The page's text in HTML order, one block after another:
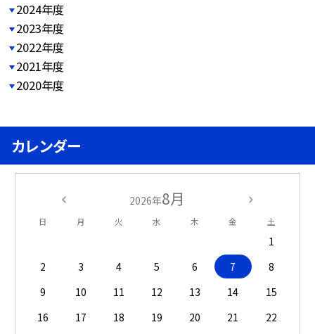
2024年度
2023年度
2022年度
2021年度
2020年度
カレンダー
2026年8月
日 月 火 水 木 金 土
1
2
3 4 5 6 7
8
9
10 11 12 13 14
15
16
17 18 19 20 21
22